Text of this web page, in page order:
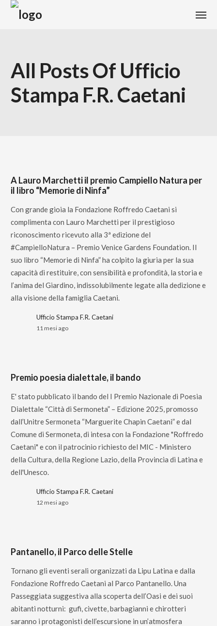
All Posts Of Ufficio
Stampa F.R. Caetani
A Lauro Marchetti il premio Campiello Natura per
il libro “Memorie di Ninfa”
Con grande gioia la Fondazione Roffredo Caetani si
complimenta con Lauro Marchetti per il prestigioso
riconoscimento ricevuto alla 3ª edizione del
#CampielloNatura – Premio Venice Gardens Foundation. Il
suo libro “Memorie di Ninfa” ha colpito la giuria per la sua
capacità di restituire, con sensibilità e profondità, la storia e
l’anima del Giardino, indissolubilmente legate alla dedizione e
alla visione della famiglia Caetani.
Ufficio Stampa F.R. Caetani
11 mesi ago
Premio poesia dialettale, il bando
E' stato pubblicato il bando del I Premio Nazionale di Poesia
Dialettale “Città di Sermoneta” – Edizione 2025, promosso
dall’Unitre Sermoneta “Marguerite Chapin Caetani” e dal
Comune di Sermoneta, di intesa con la Fondazione "Roffredo
Caetani" e con il patrocinio richiesto del MIC - Ministero
della Cultura, della Regione Lazio, della Provincia di Latina e
dell'Unesco.
Ufficio Stampa F.R. Caetani
12 mesi ago
Pantanello, il Parco delle Stelle
Tornano gli eventi serali organizzati da Lipu Latina e dalla
Fondazione Roffredo Caetani al Parco Pantanello. Una
Passeggiata suggestiva alla scoperta dell’Oasi e dei suoi
abitanti notturni: gufi, civette, barbagianni e chirotteri
saranno i protagonisti dell’escursione in un’atmosfera